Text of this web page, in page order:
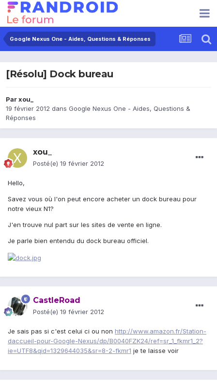
Google Nexus One - Aides, Questions & Réponses
[Résolu] Dock bureau
Parxou_
19 février 2012 dans Google Nexus One - Aides, Questions &
Réponses
xou_
Posté(e) 19 février 2012
Hello,
Savez vous où l'on peut encore acheter un dock bureau pour
notre vieux N1?
J'en trouve nul part sur les sites de vente en ligne.
Je parle bien entendu du dock bureau officiel.
CastleRoad
Posté(e) 19 février 2012
Je sais pas si c'est celui ci ou non http://www.amazon.fr/Station-
daccueil-pour-Google-Nexus/dp/B0040FZK24/ref=sr_1_fkmr1_2?
ie=UTF8&qid=1329644035&sr=8-2-fkmr1 je te laisse voir